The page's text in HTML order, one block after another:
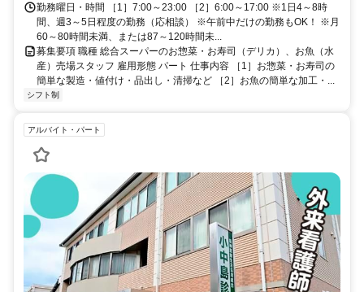
勤務曜日・時間 ［1］7:00～23:00 ［2］6:00～17:00 ※1日4～8時
間、週3～5日程度の勤務（応相談） ※午前中だけの勤務もOK！ ※月
60～80時間未満、または87～120時間未...
募集要項 職種 総合スーパーのお惣菜・お寿司（デリカ）、お魚（水
産）売場スタッフ 雇用形態 パート 仕事内容 ［1］お惣菜・お寿司の
簡単な製造・値付け・品出し・清掃など ［2］お魚の簡単な加工・...
シフト制
アルバイト・パート